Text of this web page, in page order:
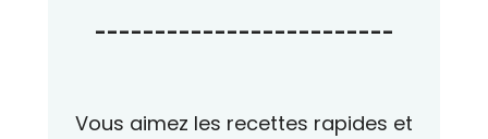
-------------------------
Vous aimez les recettes rapides et